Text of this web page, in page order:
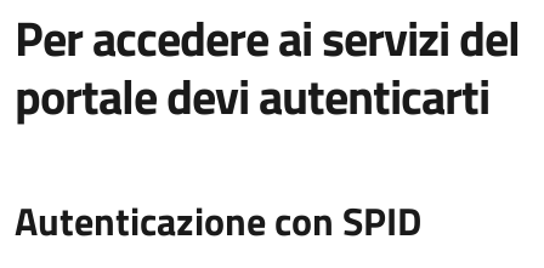
Per accedere ai servizi del
portale devi autenticarti
Autenticazione con SPID